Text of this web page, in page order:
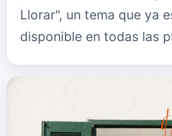
Llorar", un tema que ya
disponible en todas las